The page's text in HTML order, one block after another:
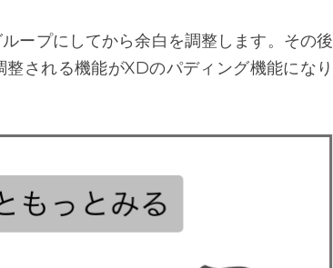
ープにしてから余白を調整します。その後
される機能がXDのパディング機能になり